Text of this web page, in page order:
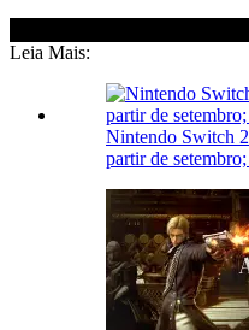
Leia Mais:
Nintendo Switch
partir de